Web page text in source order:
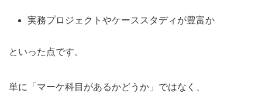
実務プロジェクトやケーススタディが豊富か
といった点です。
単に「マーケ科目があるかどうか」ではなく、